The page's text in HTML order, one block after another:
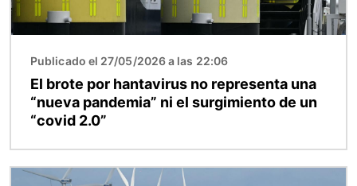
Publicado el 27/05/2026 a las 22:06
El brote por hantavirus no representa una
“nueva pandemia” ni el surgimiento de un
“covid 2.0”
Imagen